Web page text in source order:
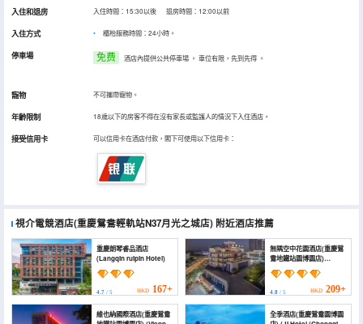
入住和退房 入住時間：15:30以後 退房時間：12:00以前
入住方式 櫃枱服務時間：24小時。
停車場 免费 酒店內提供公共停車場 。 車位有限，先到先得 。
寵物 不可攜帶寵物。
年齡限制 18歲以下的房客不得在沒有家長或監護人的情況下入住酒店。
接受信用卡 可以信用卡在酒店付款，閣下可使用以下信用卡：
視介電競酒店(重慶鴛鴦輕軌站N37月光之城店) 附近酒店推薦
重慶朗琴睿品酒店
(Langqin ruipin Hotel)
4.7 / 5 HKD 167+
無隅空中花園酒店(重慶鴛
鴦地鐵站園博園店)
(Wuyu Sky Garden
Hotel (Chongqing
Yuanyang Metro
Station & Garden Expo
Park Branch))
4.8/ 5 HKD 209+
維也納國際酒店(重慶鴛鴦
全季酒店(重慶鴛鴦園博園